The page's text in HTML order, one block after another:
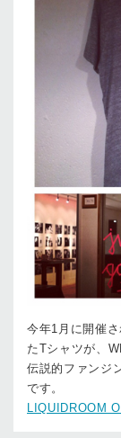
今年1月に開催
たTシャツが、
伝説的ファンジ
です。
LIQUIDROOM